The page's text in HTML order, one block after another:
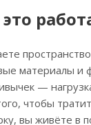
материалы и
—
чтобы
вы живёте в